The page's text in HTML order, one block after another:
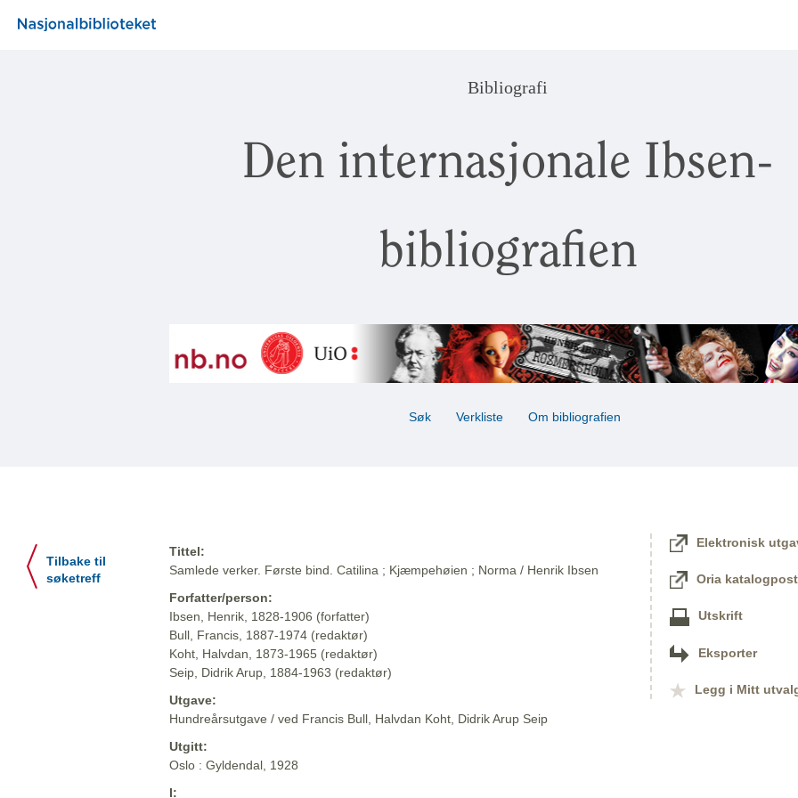
Bibliografi
Den internasjonale Ibsen-
bibliografien
Søk Verkliste Om bibliografien
Tilbake til
søketreff
Tittel:
Samlede verker. Første bind. Catilina ; Kjæmpehøien ; Norma / Henrik Ibsen
Forfatter/person:
Ibsen, Henrik, 1828-1906 (forfatter)
Bull, Francis, 1887-1974 (redaktør)
Koht, Halvdan, 1873-1965 (redaktør)
Seip, Didrik Arup, 1884-1963 (redaktør)
Utgave:
Hundreårsutgave / ved Francis Bull, Halvdan Koht, Didrik Arup Seip
Utgitt:
Oslo : Gyldendal, 1928
I:
Elektronisk
Oria katalogpost
Utskrift
Eksporter
Legg i Mitt